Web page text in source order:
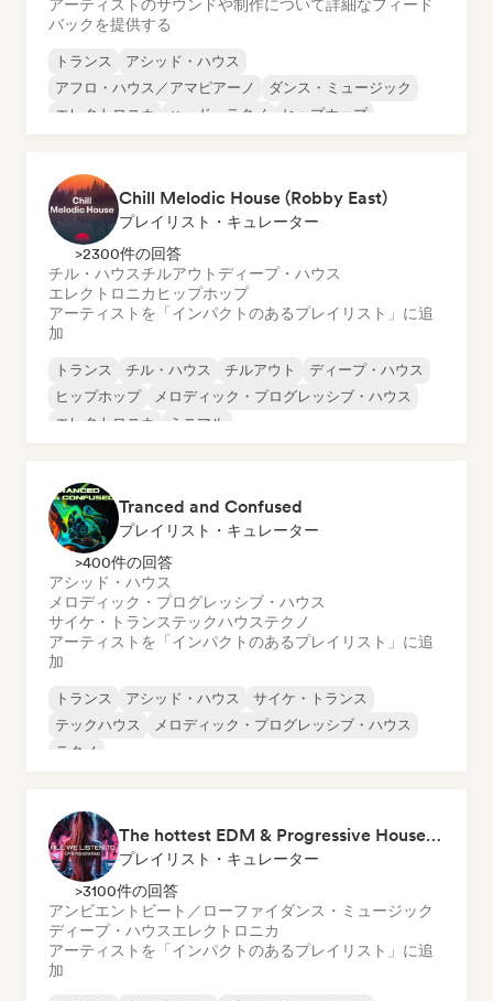
アーティストのサウンドや制作について詳細なフィード
バックを提供する
トランス
アシッド・ハウス
アフロ・ハウス／アマピアーノ
ダンス・ミュージック
エレクトロニカ
ハード・テクノ
ヒップホップ
Chill Melodic House (Robby East)
プレイリスト・キュレーター
>2300件の回答
チル・ハウスチルアウトディープ・ハウス
エレクトロニカ ヒップホップ
アーティストを「インパクトのあるプレイリスト」に追
加
トランス チル・ハウス チルアウト
ディープ・ハウス
ヒップホップ
メロディック・プログレッシブ・ハウス
エレクトロニカ
ミニマル
Tranced and Confused
プレイリスト・キュレーター
>400件の回答
アシッド・ハウス
メロディック・プログレッシブ・ハウス
サイケ・トランステックハウステクノ
アーティストを「インパクトのあるプレイリスト」に追
加
トランス アシッド・ハウス
サイケ・トランス
テックハウス
メロディック・プログレッシブ・ハウス
テクノ
The hottest EDM & Progressive House tracks on the planet! 🌍
プレイリスト・キュレーター
>3100件の回答
アンビエント ビート／ローファイ ダンス・ミュージック
ディープ・ハウスエレクトロニカ
アーティストを「インパクトのあるプレイリスト」に追
加